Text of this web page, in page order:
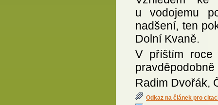
u vodojemu
nadšení, ten
Dolní Kvaně.
V příštím roce
Radim Dvořák,
Odkaz na článek pro